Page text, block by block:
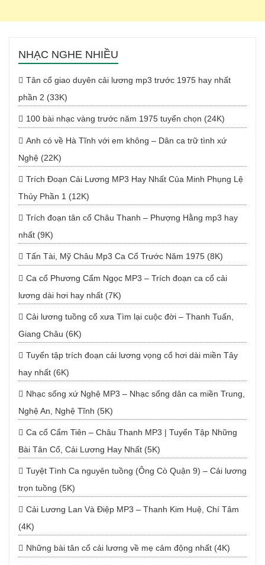
NHẠC NGHE NHIỀU
Tân cổ giao duyên cải lương mp3 trước 1975 hay nhất
phần 2 (33K)
100 bài nhạc vàng trước năm 1975 tuyển chọn (24K)
Anh có về Hà Tĩnh với em không – Dân ca trữ tình xứ
Nghệ (22K)
Trích Đoạn Cải Lương MP3 Hay Nhất Của Minh Phụng Lệ
Thủy Phần 1 (12K)
Trích đoạn tân cổ Châu Thanh – Phượng Hằng mp3 hay
nhất (9K)
Tấn Tài, Mỹ Châu Mp3 Ca Cổ Trước Năm 1975 (8K)
Ca cổ Phương Cẩm Ngọc MP3 – Trích đoạn ca cổ cải
lương dài hơi hay nhất (7K)
Cải lương tuồng cổ xưa Tìm lại cuộc đời – Thanh Tuấn,
Giang Châu (6K)
Tuyển tập trích đoạn cải lương vọng cổ hơi dài miền Tây
hay nhất (6K)
Nhạc sống xứ Nghệ MP3 – Nhạc sống dân ca miền Trung,
Nghệ An, Nghệ Tĩnh (5K)
Ca cổ Cẩm Tiên – Châu Thanh MP3 | Tuyển Tập Những
Bài Tân Cổ, Cải Lương Hay Nhất (5K)
Tuyệt Tình Ca nguyên tuồng (Ông Cò Quận 9) – Cải lương
trọn tuồng (5K)
Cải Lương Lan Và Điệp MP3 – Thanh Kim Huệ, Chí Tâm
(4K)
Những bài tân cổ cải lương về mẹ cảm động nhất (4K)